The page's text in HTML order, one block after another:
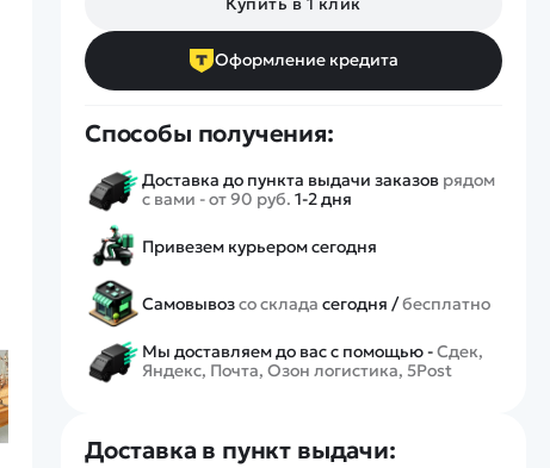
Оформление кредита
Способы получения:
Доставка до пункта выдачи заказов рядом
с вами - от 90 руб. 1-2 дня
Привезем курьером сегодня
Самовывозсо склада сегодня /бесплатно
Мы доставляем до вас с помощью -Сдек,
Яндекс, Почта, Озон логистика, 5Post
Доставка в пункт выдачи:
Спецтехника
Конструкторы